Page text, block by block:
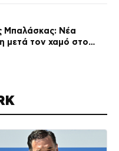
Μπαλάσκας: Νέα
μετά τον χαμό στο